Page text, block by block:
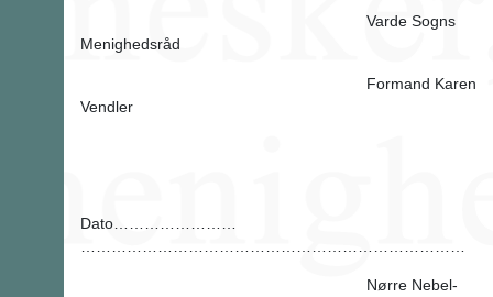
Varde Sogns
Menighedsråd
Formand Karen
Vendler
Dato……………………
Nørre Nebel-